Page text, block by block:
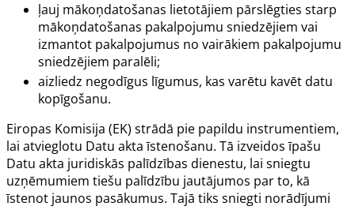
ļauj mākoņdatošanas lietotājiem pārslēgties starp
mākoņdatošanas pakalpojumu sniedzējiem vai
izmantot pakalpojumus no vairākiem pakalpojumu
sniedzējiem paralēli;
aizliedz negodīgus līgumus, kas varētu kavēt datu
kopīgošanu.
Eiropas Komisija (EK) strādā pie papildu instrumentiem,
lai atvieglotu Datu akta īstenošanu. Tā izveidos īpašu
Datu akta juridiskās palīdzības dienestu, lai sniegtu
uzņēmumiem tiešu palīdzību jautājumos par to, kā
īstenot jaunos pasākumus. Tajā tiks sniegti norādījumi